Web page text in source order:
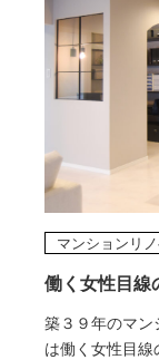
働く女性目線
築３９年のマン
は働く女性目
マンションリ